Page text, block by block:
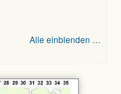
Alle einblenden …